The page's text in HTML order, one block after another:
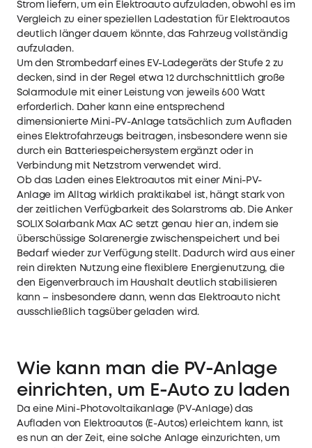
Strom liefern, um ein Elektroauto aufzuladen, obwohl es im
Vergleich zu einer speziellen Ladestation für Elektroautos
deutlich länger dauern könnte, das Fahrzeug vollständig
aufzuladen.
Um den Strombedarf eines EV-Ladegeräts der Stufe 2 zu
decken, sind in der Regel etwa 12 durchschnittlich große
Solarmodule mit einer Leistung von jeweils 600 Watt
erforderlich. Daher kann eine entsprechend
dimensionierte Mini-PV-Anlage tatsächlich zum Aufladen
eines Elektrofahrzeugs beitragen, insbesondere wenn sie
durch ein Batteriespeichersystem ergänzt oder in
Verbindung mit Netzstrom verwendet wird.
Ob das Laden eines Elektroautos mit einer Mini-PV-
Anlage im Alltag wirklich praktikabel ist, hängt stark von
der zeitlichen Verfügbarkeit des Solarstroms ab. DieAnker
SOLIX Solarbank Max ACsetzt genau hier an, indem sie
überschüssige Solarenergie zwischenspeichert und bei
Bedarf wieder zur Verfügung stellt. Dadurch wird aus einer
rein direkten Nutzung eine flexiblere Energienutzung, die
den Eigenverbrauch im Haushalt deutlich stabilisieren
kann – insbesondere dann, wenn das Elektroauto nicht
ausschließlich tagsüber geladen wird.
Wie kann man die PV-Anlage
einrichten, um E-Auto zu laden
Da eine Mini-Photovoltaikanlage (PV-Anlage) das
Aufladen von Elektroautos (E-Autos) erleichtern kann, ist
es nun an der Zeit, eine solche Anlage einzurichten, um